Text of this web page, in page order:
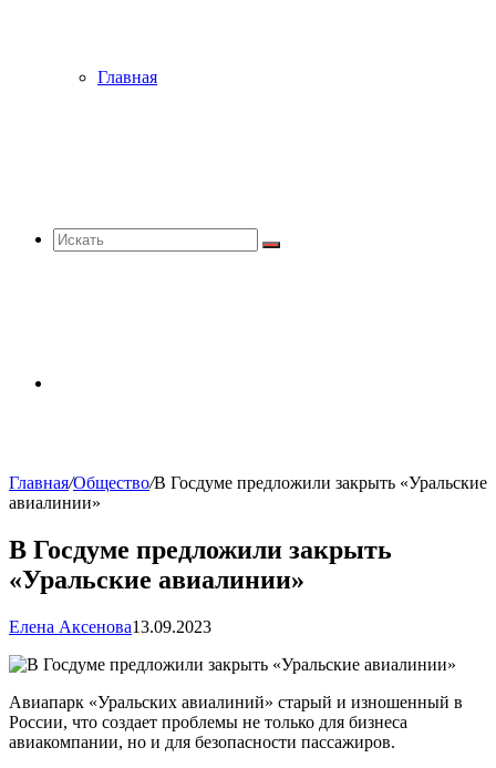
Главная
Искать
Главная/Общество/В Госдуме предложили закрыть «Уральские
авиалинии»
В Госдуме предложили закрыть
«Уральские авиалинии»
Елена Аксенова13.09.2023
Авиапарк «Уральских авиалиний» старый и изношенный в
России, что создает проблемы не только для бизнеса
авиакомпании, но и для безопасности пассажиров.